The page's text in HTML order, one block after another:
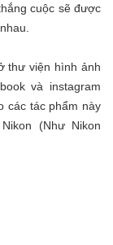
cuộc sẽ được
thư viện hình ảnh
và instagram
các tác phẩm này
(Như Nikon